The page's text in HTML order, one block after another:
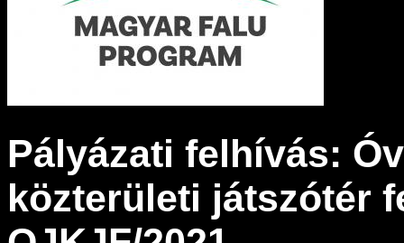
Pályázati felhívás:
közterületi játszótér